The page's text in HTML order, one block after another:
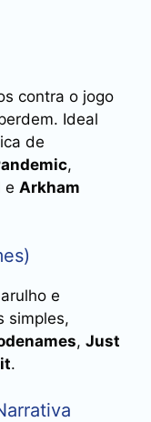
contra o jogo
Ideal
de
,
e Arkham
e
simples,
, Just
.